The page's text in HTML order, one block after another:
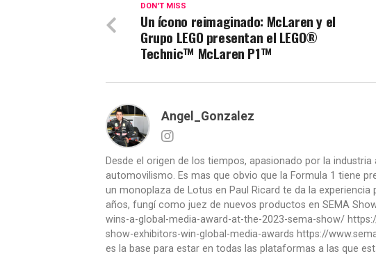
DON'T MISS
Un ícono reimaginado: McLaren y el
Grupo LEGO presentan el LEGO®
Technic™ McLaren P1™
Angel_Gonzalez
Desde el origen de los tiempos, apasionado por la
automovilismo. Es mas que obvio que la Formula 1 tiene
un monoplaza de Lotus en Paul Ricard te da la
años, fungí como juez de nuevos productos en SEMA
wins-a-global-media-award-at-the-2023-sema-show/
show-exhibitors-win-global-media-awards https://
es la base para estar en todas las plataformas a las que